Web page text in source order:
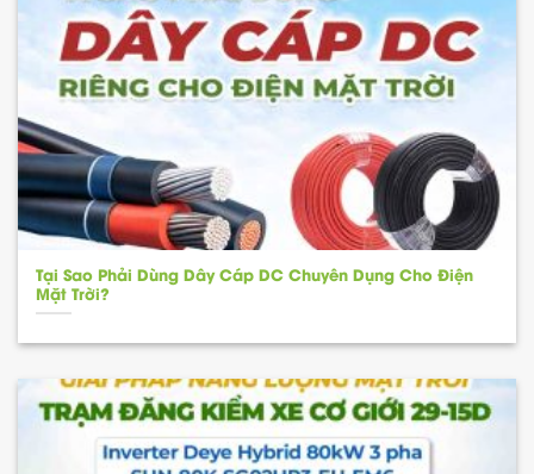
Tại Sao Phải Dùng Dây Cáp DC Chuyên Dụng Cho Điện
Mặt Trời?